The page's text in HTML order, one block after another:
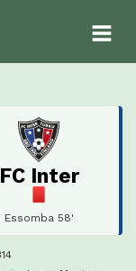
FC Inter
Essomba 58'